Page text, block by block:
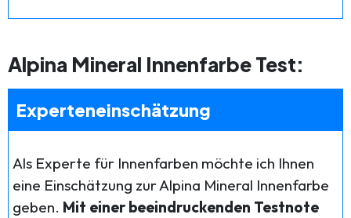
Alpina Mineral Innenfarbe Test:
Experteneinschätzung
Als Experte für Innenfarben möchte ich Ihnen
eine Einschätzung zur Alpina Mineral Innenfarbe
geben. Mit einer beeindruckenden Testnote